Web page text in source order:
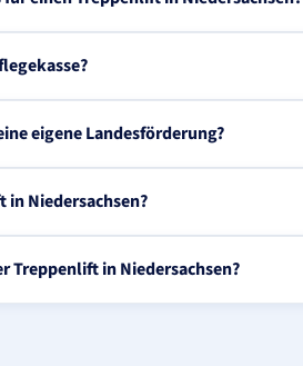
eigene Landesförderung?
in Niedersachsen?
Treppenlift in Niedersachsen?